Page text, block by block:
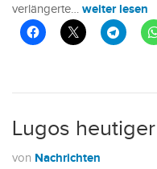
verlängerte… weiter lesen
Lugos
von Nachrichten